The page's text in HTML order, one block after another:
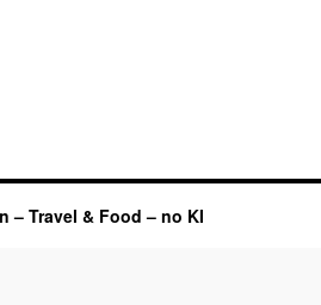
– Travel & Food – no KI